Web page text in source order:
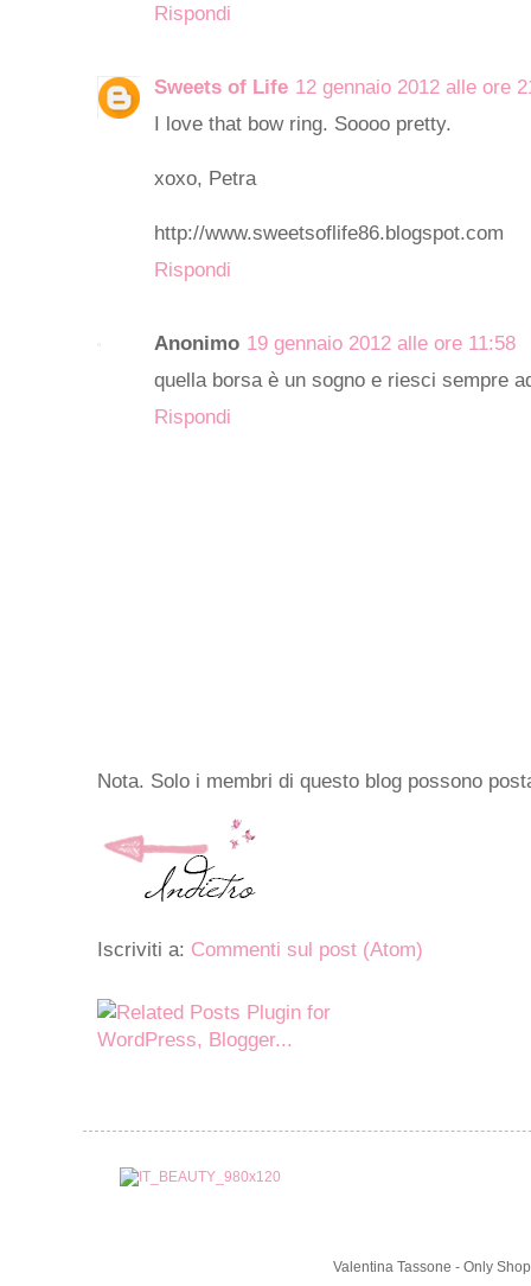
Rispondi
Sweets of Life 12 gennaio 2012 alle ore
I love that bow ring. Soooo pretty.
xoxo, Petra
http://www.sweetsoflife86.blogspot.com
Rispondi
Anonimo 19 gennaio 2012 alle ore 11:58
quella borsa è un sogno e riesci sempre
Rispondi
Nota. Solo i membri di questo blog possono
Iscriviti a: Commenti sul post (Atom)
Valentina Tassone - Only